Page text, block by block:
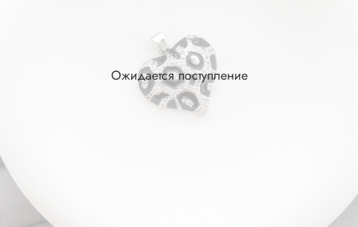
Ожидается поступление